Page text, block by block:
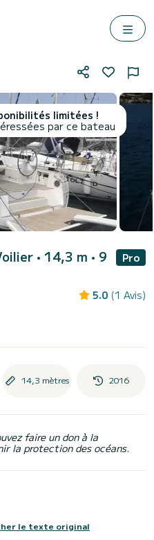
limitées !
par ce bateau
• 14,3 m • 9
Pro
5.0 (1 Avis)
14,3 mètres 2016
faire un don à la
la protection des océans.
le texte original